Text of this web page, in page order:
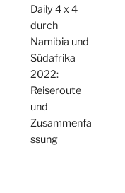
Daily 4 x 4
durch
Namibia und
Südafrika
2022:
Reiseroute
und
Zusammenfa
ssung